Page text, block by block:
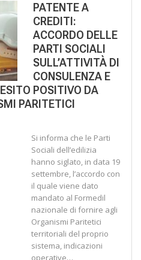
PATENTE A
CREDITI:
ACCORDO DELLE
PARTI SOCIALI
SULL’ATTIVITÀ DI
CONSULENZA E
POSITIVO DA
PARITETICI
Si informa che le Parti
Sociali dell’edilizia
hanno siglato, in data 19
settembre, l’accordo con
il quale viene dato
mandato al Formedil
nazionale di fornire agli
Organismi Paritetici
territoriali del proprio
sistema, indicazioni
operative…